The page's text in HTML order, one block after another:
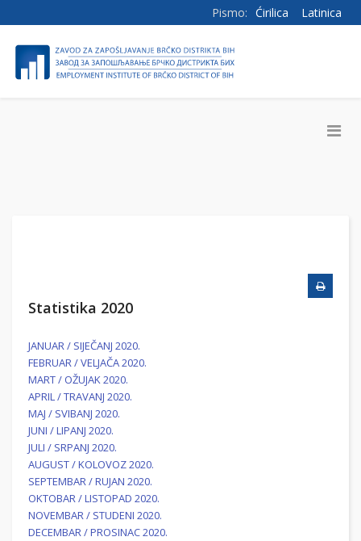
Pismo: Ćirilica Latinica
Statistika 2020
JANUAR / SIJEČANJ 2020.
FEBRUAR / VELJAČA 2020.
MART / OŽUJAK 2020.
APRIL / TRAVANJ 2020.
MAJ / SVIBANJ 2020.
JUNI / LIPANJ 2020.
JULI / SRPANJ 2020.
AUGUST / KOLOVOZ 2020.
SEPTEMBAR / RUJAN 2020.
OKTOBAR / LISTOPAD 2020.
NOVEMBAR / STUDENI 2020.
DECEMBAR / PROSINAC 2020.